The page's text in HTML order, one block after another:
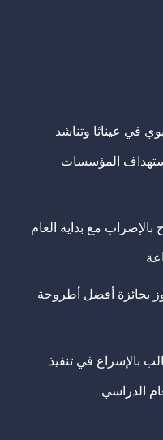
في عيناثا وتناشد
المؤسسات
بالإضراب مع بداية العام
بجائزة أفضل أطروحة
بالإسراع في تنفيذ
الدراسي